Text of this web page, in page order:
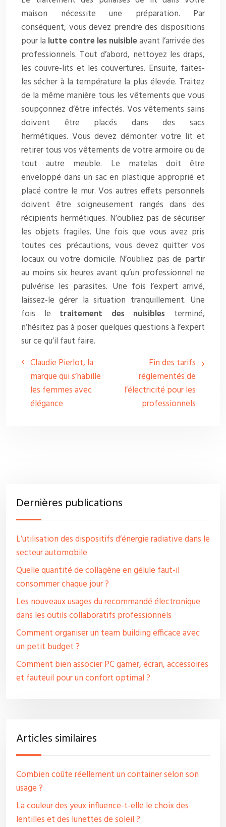
maison nécessite une préparation. Par
conséquent, vous devez prendre des dispositions
pour la lutte contre les nuisibleavant l’arrivée des
professionnels. Tout d’abord, nettoyez les draps,
les couvre-lits et les couvertures. Ensuite, faites-
les sécher à la température la plus élevée. Traitez
de la même manière tous les vêtements que vous
soupçonnez d’être infectés. Vos vêtements sains
doivent être placés dans des sacs
hermétiques. Vous devez démonter votre lit et
retirer tous vos vêtements de votre armoire ou de
tout autre meuble. Le matelas doit être
enveloppé dans un sac en plastique approprié et
placé contre le mur. Vos autres effets personnels
doivent être soigneusement rangés dans des
récipients hermétiques. N’oubliez pas de sécuriser
les objets fragiles. Une fois que vous avez pris
toutes ces précautions, vous devez quitter vos
locaux ou votre domicile. N’oubliez pas de partir
au moins six heures avant qu’un professionnel ne
pulvérise les parasites. Une fois l’expert arrivé,
laissez-le gérer la situation tranquillement. Une
fois le traitement des nuisibles terminé,
n’hésitez pas à poser quelques questions à l’expert
sur ce qu’il faut faire.
Claudie Pierlot, la
marque qui s’habille
les femmes avec
élégance
Fin des tarifs
réglementés de
l’électricité pour les
professionnels
Dernières publications
L’utilisation des dispositifs d’énergie radiative dans le
secteur automobile
Quelle quantité de collagène en gélule faut-il
consommer chaque jour ?
Les nouveaux usages du recommandé électronique
dans les outils collaboratifs professionnels
Comment organiser un team building efficace avec
un petit budget ?
Comment bien associer PC gamer, écran, accessoires
et fauteuil pour un confort optimal ?
Articles similaires
Combien coûte réellement un container selon son
usage ?
La couleur des yeux influence-t-elle le choix des
lentilles et des lunettes de soleil ?